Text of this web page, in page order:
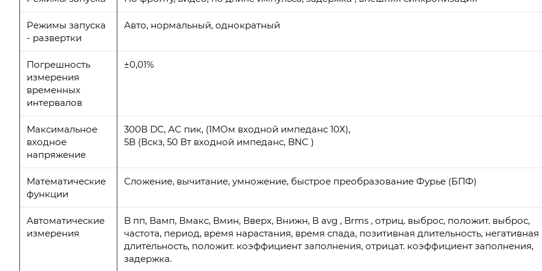
Режимы запуска
- развертки
Авто, нормальный, однократный
Погрешность
измерения
временных
интервалов
±0,01%
Максимальное
входное
напряжение
300В DC, AC пик, (1МОм входной импеданс 10Х),
5В (Вскз, 50 Вт входной импеданс, BNC )
Математические
функции
Сложение, вычитание, умножение, быстрое преобразование Фурье (БПФ)
Автоматические
измерения
B пп, Вамп, Вмакс, Вмин, Вверх, Внижн, В avg , Brms , отриц. выброс, положит. выброс,
частота, период, время нарастания, время спада, позитивная длительность, негативная
длительность, положит. коэффициент заполнения, отрицат. коэффициент заполнения,
задержка.